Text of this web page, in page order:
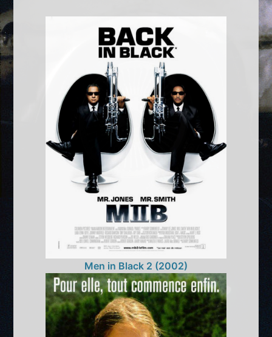
Men in Black 2 (2002)